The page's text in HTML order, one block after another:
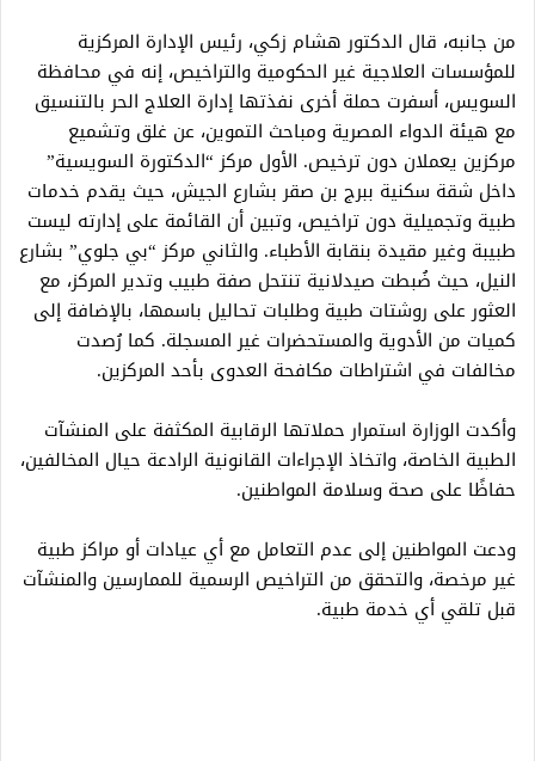
من جانبه، قال الدكتور هشام زكي، رئيس الإدارة المركزية
للمؤسسات العلاجية غير الحكومية والتراخيص، إنه في محافظة
السويس، أسفرت حملة أخرى نفذتها إدارة العلاج الحر بالتنسيق
مع هيئة الدواء المصرية ومباحث التموين، عن غلق وتشميع
مركزين يعملان دون ترخيص. الأول مركز “الدكتورة السويسية”
داخل شقة سكنية ببرج بن صقر بشارع الجيش، حيث يقدم خدمات
طبية وتجميلية دون تراخيص، وتبين أن القائمة على إدارته ليست
طبيبة وغير مقيدة بنقابة الأطباء. والثاني مركز “بي جلوي” بشارع
النيل، حيث ضُبطت صيدلانية تنتحل صفة طبيب وتدير المركز، مع
العثور على روشتات طبية وطلبات تحاليل باسمها، بالإضافة إلى
كميات من الأدوية والمستحضرات غير المسجلة. كما رُصدت
مخالفات في اشتراطات مكافحة العدوى بأحد المركزين.
وأكدت الوزارة استمرار حملاتها الرقابية المكثفة على المنشآت
الطبية الخاصة، واتخاذ الإجراءات القانونية الرادعة حيال المخالفين،
حفاظًا على صحة وسلامة المواطنين.
ودعت المواطنين إلى عدم التعامل مع أي عيادات أو مراكز طبية
غير مرخصة، والتحقق من التراخيص الرسمية للممارسين والمنشآت
قبل تلقي أي خدمة طبية.